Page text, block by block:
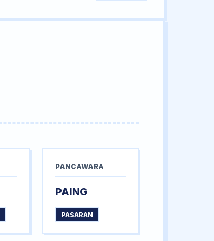
PANCAWARA
PAING
PASARAN